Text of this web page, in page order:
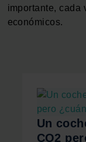
importante, cada
económicos.
Un
CO2